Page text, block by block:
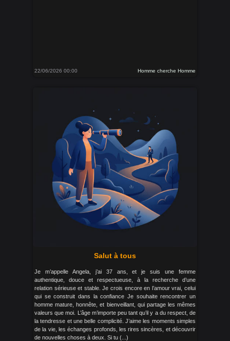
22/06/2026 00:00 Homme cherche Homme
Salut à tous
Je m’appelle Angela, j’ai 37 ans, et je suis une femme
authentique, douce et respectueuse, à la recherche d’une
relation sérieuse et stable. Je crois encore en l’amour vrai, celui
qui se construit dans la confiance Je souhaite rencontrer un
homme mature, honnête, et bienveillant, qui partage les mêmes
valeurs que moi. L’âge m’importe peu tant qu’il y a du respect, de
la tendresse et une belle complicité. J’aime les moments simples
de la vie, les échanges profonds, les rires sincères, et découvrir
de nouvelles choses à deux. Si tu (...)